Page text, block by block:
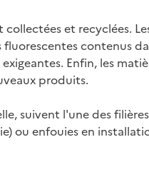
et recyclées.
contenus
Enfin, les
produits.
suivent l'une des
ou enfouies en